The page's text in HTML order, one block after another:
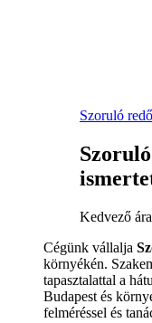
Szoruló
Kedvező
Cégünk vállalja
környékén.
tapasztalattal a
Budapest és
felméréssel és